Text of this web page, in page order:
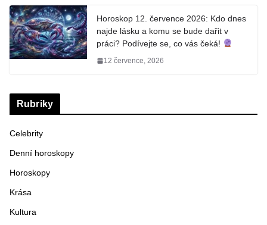
Horoskop 12. července 2026: Kdo dnes
najde lásku a komu se bude dařit v
práci? Podívejte se, co vás čeká!
12 července, 2026
Rubriky
Celebrity
Denní horoskopy
Horoskopy
Krása
Kultura